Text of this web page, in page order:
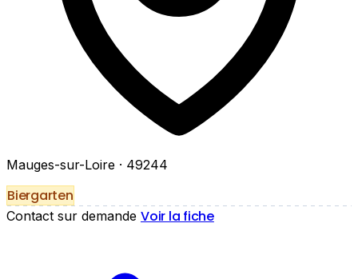
Mauges-sur-Loire · 49244
Biergarten
Contact sur demande Voir la fiche